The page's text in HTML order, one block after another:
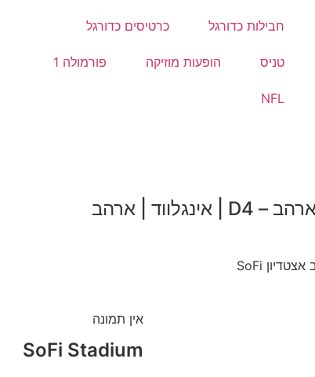
חבילות כדורגל כרטיסים כדורגל
טניס הופעות מוזיקה פורמולה 1
NFL
אין תמונה
SoFi Stadium